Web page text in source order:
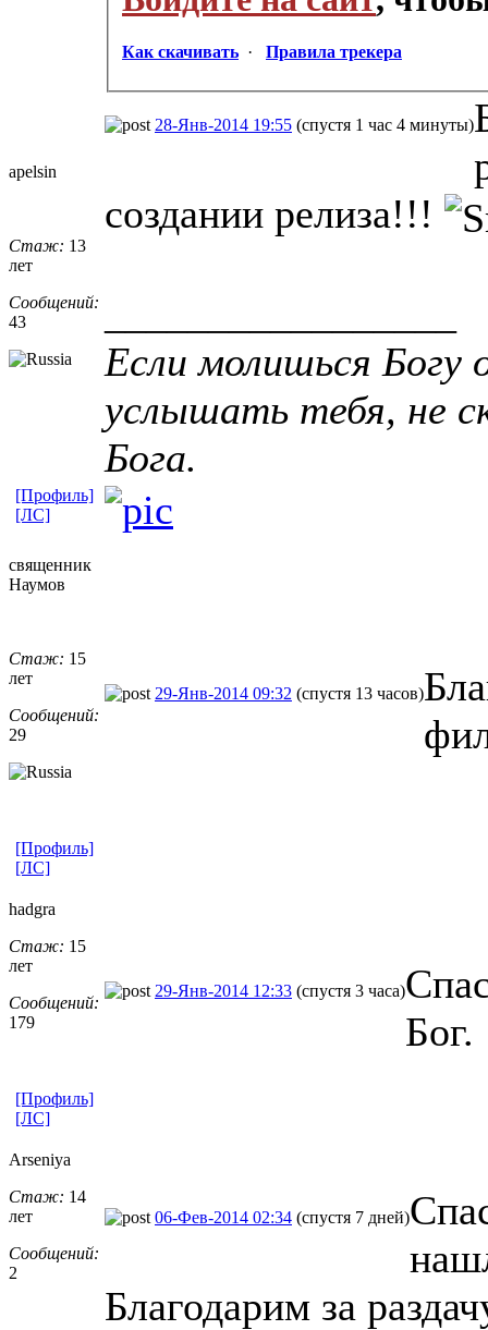
Как скачивать · Правила трекера
apelsin
Стаж: 13
лет
Сообщений:
43
28-Янв-2014 19:55 (спустя 1 час 4 минуты)
создании релиза!!!
Если молишься Богу
услышать тебя, не
Бога.
[Профиль]
[ЛС]
священник
Наумов
Стаж: 15
лет
Сообщений:
29
29-Янв-2014 09:32 (спустя 13 часов)
[Профиль]
[ЛС]
hadgra
Стаж: 15
лет
Сообщений:
179
29-Янв-2014 12:33 (спустя 3 часа)
Бог.
[Профиль]
[ЛС]
Arseniya
Стаж: 14
лет
Сообщений:
2
06-Фев-2014 02:34 (спустя 7 дней)
Благодарим за